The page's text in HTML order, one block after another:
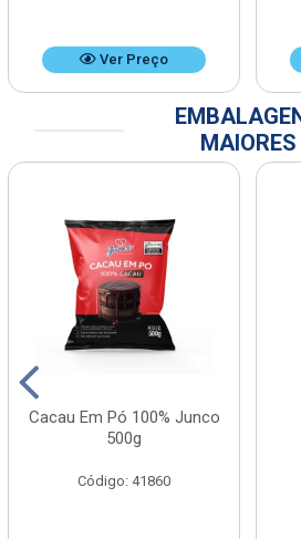
Ver Preço
MAIORES
Cacau Em Pó 100% Junco
500g
Código: 41860